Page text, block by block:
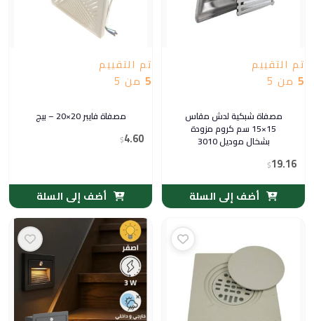
تم التقييم
5 من 5
مصفاة شبكية لدش مقاس
15×15 سم كروم مزودة
بشخال موديل 3010
$19.16
أضف إلى السلة
تم التقييم
5 من 5
مصفاة فايبر 20×20 – بيج
$4.60
أضف إلى السلة